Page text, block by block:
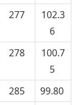
277
102.3
6
278
100.7
5
285
99.80